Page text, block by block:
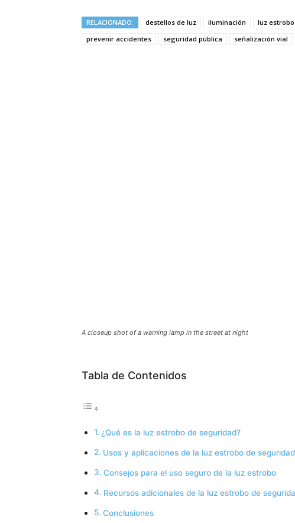
RELACIONADO: destellos de luz iluminación luz estrobo
prevenir accidentes
seguridad pública señalización vial
A closeup shot of a warning lamp in the street at night
Tabla de Contenidos
¿Qué es la luz estrobo de seguridad?
Usos y aplicaciones de la luz estrobo de seguridad
Consejos para el uso seguro de la luz estrobo
Recursos adicionales de la luz estrobo de
Conclusiones